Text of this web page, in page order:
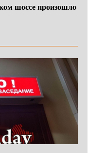
шоссе произошло